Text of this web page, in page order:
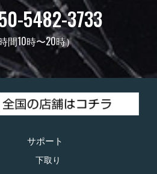
5482-3733
間10時〜20時）
サポート
下取り